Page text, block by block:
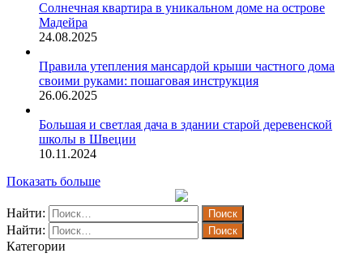
Солнечная квартира в уникальном доме на острове
Мадейра
24.08.2025
Правила утепления мансардой крыши частного дома
своими руками: пошаговая инструкция
26.06.2025
Большая и светлая дача в здании старой деревенской
школы в Швеции
10.11.2024
Показать больше
Найти:
Найти:
Категории